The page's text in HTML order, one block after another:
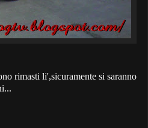
rimasti li',sicuramente si saranno